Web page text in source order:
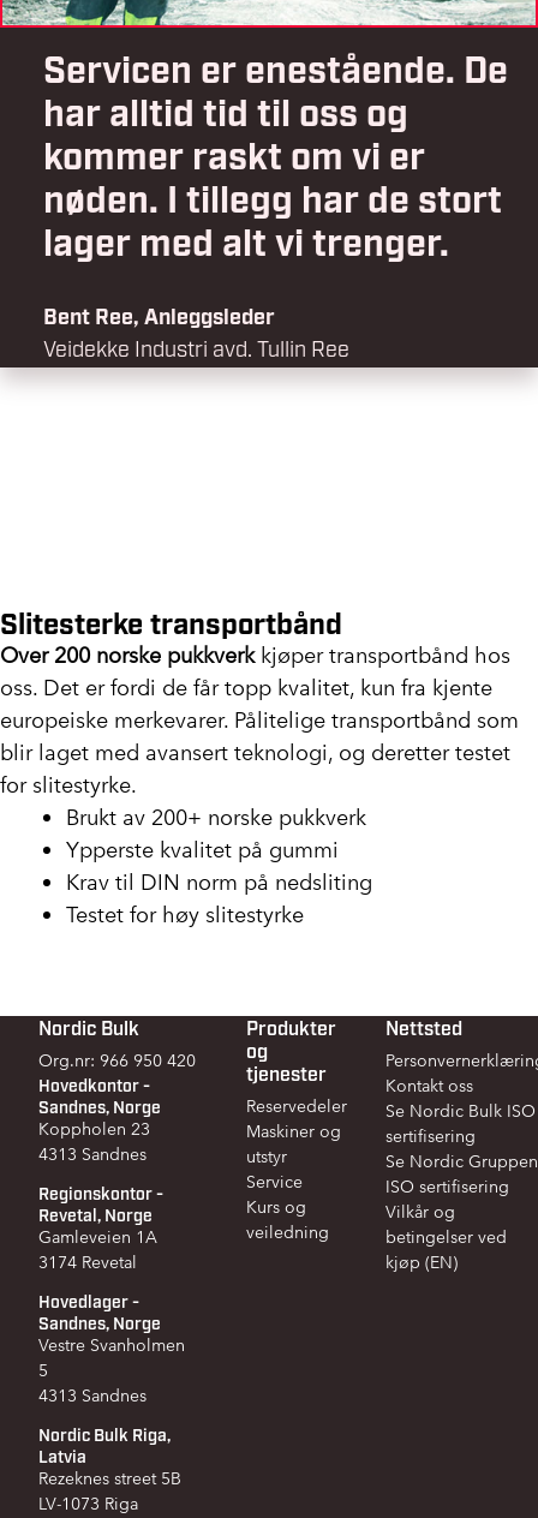
Servicen er enestående. De
har alltid tid til oss og
kommer raskt om vi er
nøden. I tillegg har de stort
lager med alt vi trenger.
Bent Ree, Anleggsleder
Veidekke Industri avd. Tullin Ree
Slitesterke transportbånd
Over 200 norske pukkverkkjøper transportbånd hos
oss. Det er fordi de får topp kvalitet, kun fra kjente
europeiske merkevarer. Pålitelige transportbånd som
blir laget med avansert teknologi, og deretter testet
for slitestyrke.
Brukt av 200+ norske pukkverk
Ypperste kvalitet på gummi
Krav til DIN norm på nedsliting
Testet for høy slitestyrke
Footer
Nordic Bulk
Org.nr: 966 950 420
Hovedkontor -
Sandnes, Norge
Koppholen 23
4313 Sandnes
Regionskontor -
Revetal, Norge
Gamleveien 1A
3174 Revetal
Hovedlager -
Sandnes, Norge
Vestre Svanholmen
5
4313 Sandnes
Nordic Bulk Riga,
Latvia
Rezeknes street 5B
LV-1073 Riga
Produkter
og
tjenester
Reservedeler
Maskiner og
utstyr
Service
Kurs og
veiledning
Nettsted
Kontakt oss
Se Nordic Bulk ISO
sertifisering
Se Nordic Gruppen
ISO sertifisering
Vilkår og
betingelser ved
kjøp (EN)